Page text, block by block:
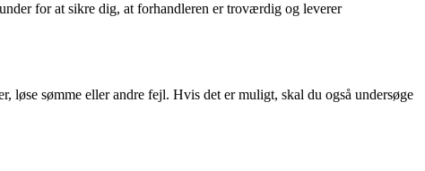
for at sikre dig, at forhandleren er troværdig og leverer
løse sømme eller andre fejl. Hvis det er muligt, skal du også undersøge